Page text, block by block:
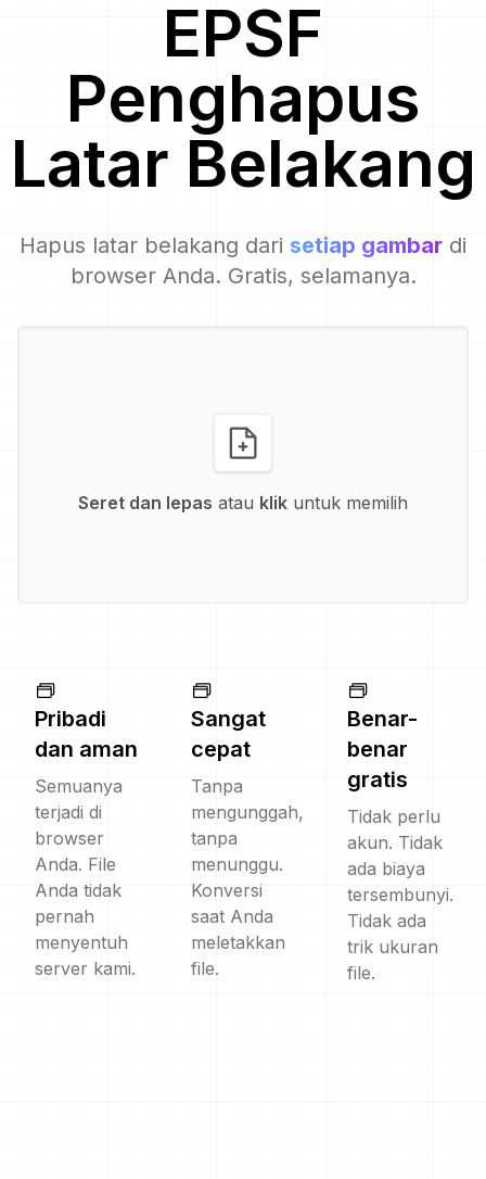
EPSF
Penghapus
Latar Belakang
Hapus latar belakang dari setiap gambar di
browser Anda. Gratis, selamanya.
Seret dan lepas atau klik untuk memilih
Pribadi
dan aman
Semuanya
terjadi di
browser
Anda. File
Anda tidak
pernah
menyentuh
server kami.
Sangat
cepat
Tanpa
mengunggah,
tanpa
menunggu.
Konversi
saat Anda
meletakkan
file.
Benar-
benar
gratis
Tidak perlu
akun. Tidak
ada biaya
tersembunyi.
Tidak ada
trik ukuran
file.